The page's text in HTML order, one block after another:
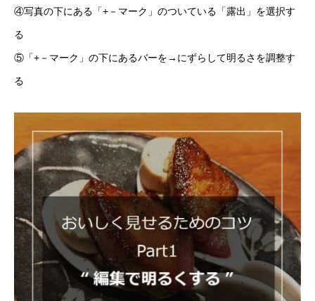
④写真の下にある「+－マーク」のついている「露出」を選択す
る
⑤「+－マーク」の下にあるバーを→にずらして明るさを調整す
る